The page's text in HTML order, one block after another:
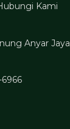
Kami
Anyar Jaya
6966